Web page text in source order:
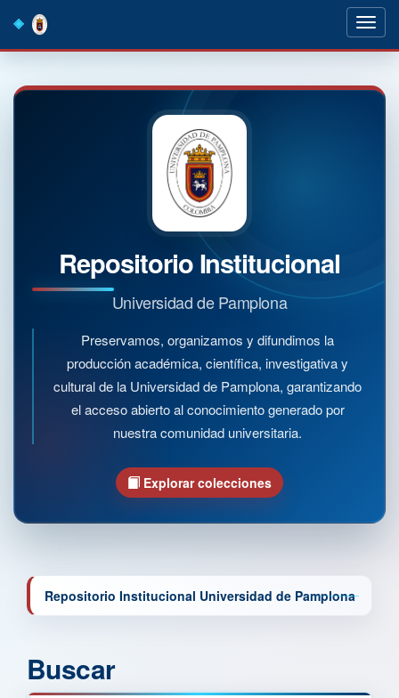
navigation
Repositorio Institucional
Universidad de Pamplona
Preservamos, organizamos y difundimos la
producción académica, científica, investigativa y
cultural de la Universidad de Pamplona, garantizando
el acceso abierto al conocimiento generado por
nuestra comunidad universitaria.
Explorar colecciones
Repositorio Institucional Universidad de Pamplona
Buscar